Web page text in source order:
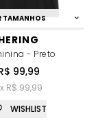
TAMANHOS
- Preto
99,99
x R$ 99,99
WISHLIST